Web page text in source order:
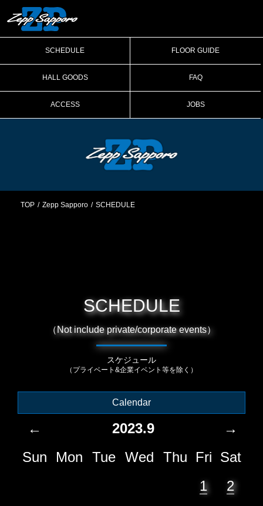
SCHEDULE FLOOR GUIDE
HALL GOODS FAQ
ACCESS JOBS
TOP Zepp Sapporo SCHEDULE
SCHEDULE
（Not include private/corporate events）
スケジュール
（プライベート&企業イベント等を除く）
Calendar
← 2023.9
→
Sun
Mon Tue Wed Thu Fri Sat
1
2